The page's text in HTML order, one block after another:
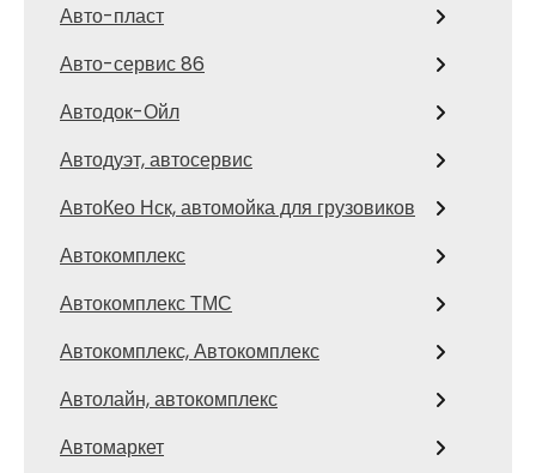
Авто-пласт
Авто-сервис 86
Автодок-Ойл
Автодуэт, автосервис
АвтоКео Нск, автомойка для грузовиков
Автокомплекс
Автокомплекс ТМС
Автокомплекс, Автокомплекс
Автолайн, автокомплекс
Автомаркет